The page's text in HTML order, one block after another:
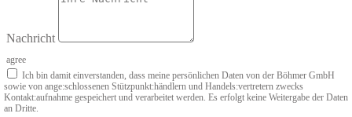
Nachricht
agree
Ich bin damit einverstanden, dass meine persönlichen Daten von der Böhmer GmbH
sowie von ange­:schlossenen Stützpunkt­:händlern und Handels­:vertretern zwecks
Kontakt­:aufnahme gespeichert und verarbeitet werden. Es erfolgt keine Weitergabe der Daten
an Dritte.